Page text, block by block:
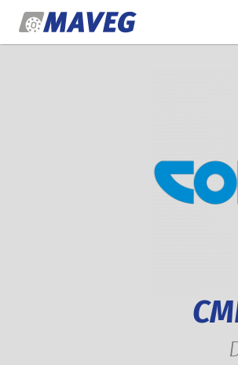
Zum Inhalt springen